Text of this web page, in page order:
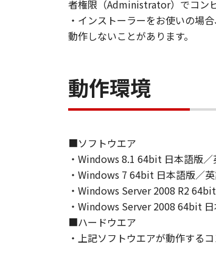
「本ソフトウェア」
５．輸出
６．サポートおよびア
て、いかなる責任も負
７．保証の否認・免責
(1) 「本ソフトウェア
ノンの関連会社、それ
証を含め、いかなる保
(2) キヤノン、キヤノ
ソフトウェア」の使
者権限（Administrator）でコン
・インストーラーをお使いの場
動作しないことがあります。
動作環境
■ソフトウエア
・Windows 8.1 64bit 日本語版／
・Windows 7 64bit 日本語版／
・Windows Server 2008 R2
・Windows Server 2008 64bit
■ハードウエア
・上記ソフトウエアが動作する